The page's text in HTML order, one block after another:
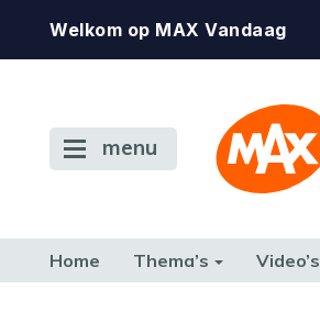
Welkom op MAX Vandaag
menu
Home Thema’s Video’s